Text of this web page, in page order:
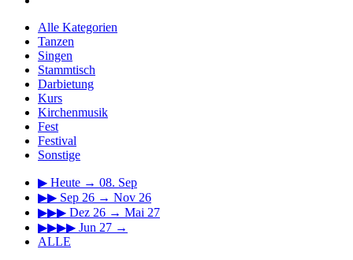
Alle Kategorien
Tanzen
Singen
Stammtisch
Darbietung
Kurs
Kirchenmusik
Fest
Festival
Sonstige
▶ Heute → 08. Sep
▶▶ Sep 26 → Nov 26
▶▶▶ Dez 26 → Mai 27
▶▶▶▶ Jun 27 →
ALLE